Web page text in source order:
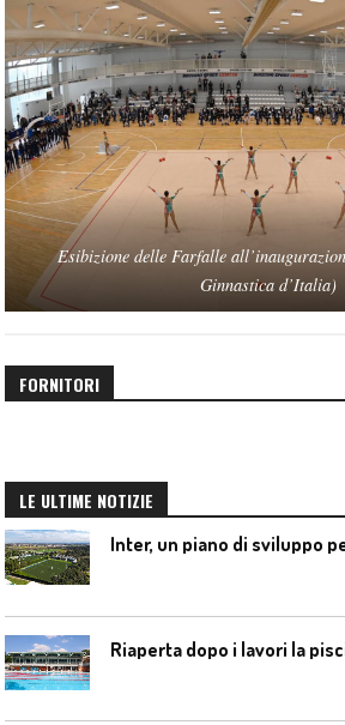
Esibizione delle Farfalle
Ginnastica d’Italia)
FORNITORI
LE ULTIME NOTIZIE
Riaperta dopo i lavori la